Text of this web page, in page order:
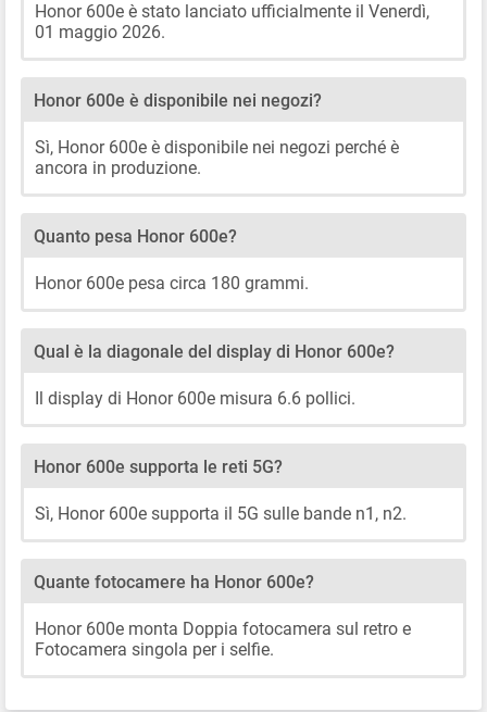
Honor 600e è stato lanciato ufficialmente il Venerdì,
01 maggio 2026.
Honor 600e è disponibile nei negozi?
Sì, Honor 600e è disponibile nei negozi perché è
ancora in produzione.
Quanto pesa Honor 600e?
Honor 600e pesa circa 180 grammi.
Qual è la diagonale del display di Honor 600e?
Il display di Honor 600e misura 6.6 pollici.
Honor 600e supporta le reti 5G?
Sì, Honor 600e supporta il 5G sulle bande n1, n2.
Quante fotocamere ha Honor 600e?
Honor 600e monta Doppia fotocamera sul retro e
Fotocamera singola per i selfie.